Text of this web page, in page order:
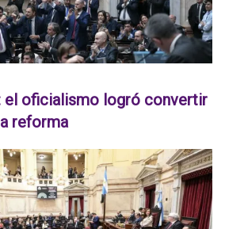
el oficialismo logró convertir
reforma